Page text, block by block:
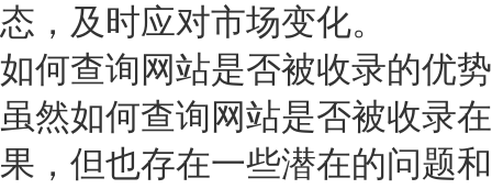
态，及时应对市场变化。
如何查询网站是否被收录的优
虽然如何查询网站是否被收录
果，但也存在一些潜在的问题